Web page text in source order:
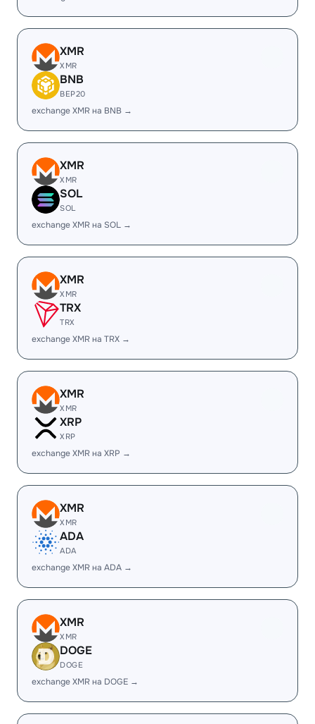
XMR
XMR
BNB
BEP20
exchange XMR на BNB →
XMR
XMR
SOL
SOL
exchange XMR на SOL →
XMR
XMR
TRX
TRX
exchange XMR на TRX →
XMR
XMR
XRP
XRP
exchange XMR на XRP →
XMR
XMR
ADA
ADA
exchange XMR на ADA →
XMR
XMR
DOGE
DOGE
exchange XMR на DOGE →